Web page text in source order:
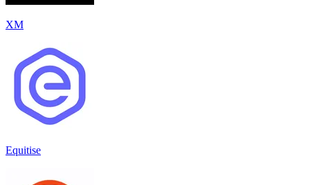
XM
Equitise